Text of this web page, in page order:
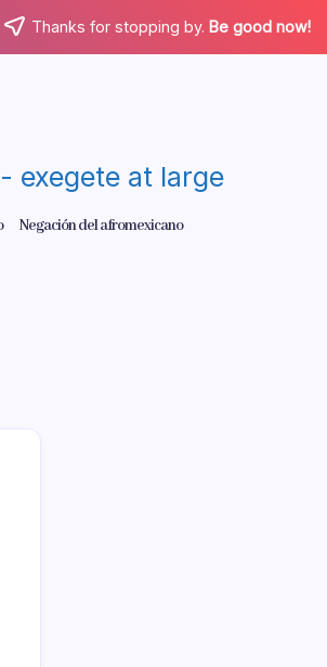
Thanks for stopping by. Be good now!
exegete at large
Negación del afromexicano